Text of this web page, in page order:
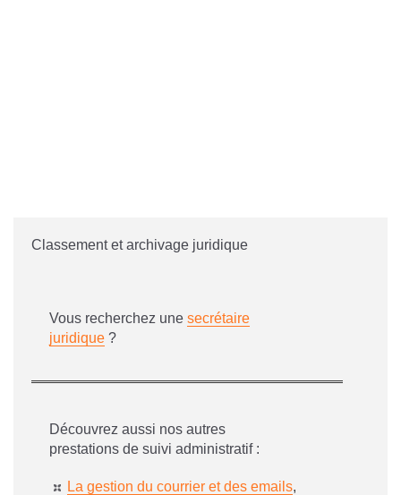
Classement et archivage juridique
Vous recherchez une secrétaire
juridique ?
Découvrez aussi nos autres
prestations de suivi administratif :
La gestion du courrier et des emails,